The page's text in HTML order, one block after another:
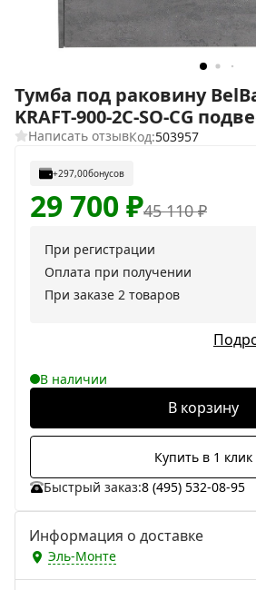
Тумба под раковину
KRAFT-900-2C-SO-CG
Написать отзывКод:503957
+297,00бонусов
45 110₽
29 700₽
При регистрации
Оплата при получении
При заказе 2 товаров
В наличии
В корзину
Купить в 1 клик
Быстрый заказ:8 (495) 532-08-95
Информация о доставке
Эль-Монте